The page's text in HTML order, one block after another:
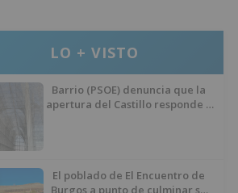
LO + VISTO
Barrio (PSOE) denuncia que la
apertura del Castillo responde a
El poblado de El Encuentro de